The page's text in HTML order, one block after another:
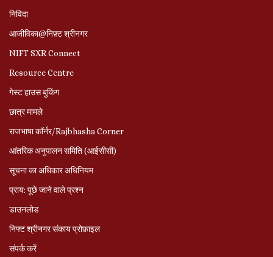
निविदा
आजीविका@निफ़्ट श्रीनगर
NIFT SXR Connect
Resource Centre
गेस्ट हाउस बुकिंग
छात्र मामले
राजभाषा कॉर्नर/Rajbhasha Corner
आंतरिक अनुपालन समिति (आईसीसी)
सूचना का अधिकार अधिनियम
प्राय: पूछे जाने वाले प्रश्‍न
डाउनलोड
निफ्ट श्रीनगर संकाय प्रोफ़ाइल
संपर्क करें